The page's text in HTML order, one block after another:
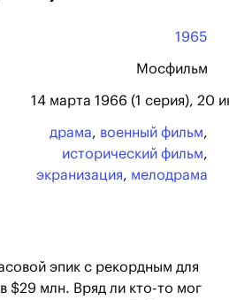
1965
Мосфильм
14 марта 1966 (1 серия), 20
драма, военный фильм,
исторический фильм,
экранизация, мелодрама
эпик с рекордным для
$29 млн. Вряд ли кто-то мог